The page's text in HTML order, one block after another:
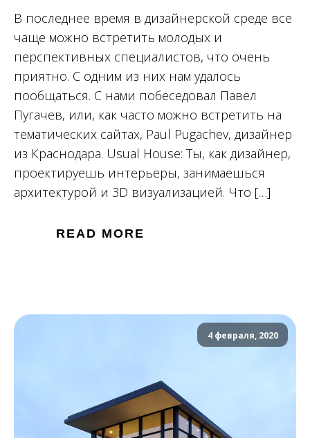
В последнее время в дизайнерской среде все
чаще можно встретить молодых и
перспективных специалистов, что очень
приятно. С одним из них нам удалось
пообщаться. С нами побеседовал Павел
Пугачев, или, как часто можно встретить на
тематических сайтах, Paul Pugachev, дизайнер
из Краснодара. Usual House: Ты, как дизайнер,
проектируешь интерьеры, занимаешься
архитектурой и 3D визуализацией. Что […]
READ MORE
4 февраля, 2020